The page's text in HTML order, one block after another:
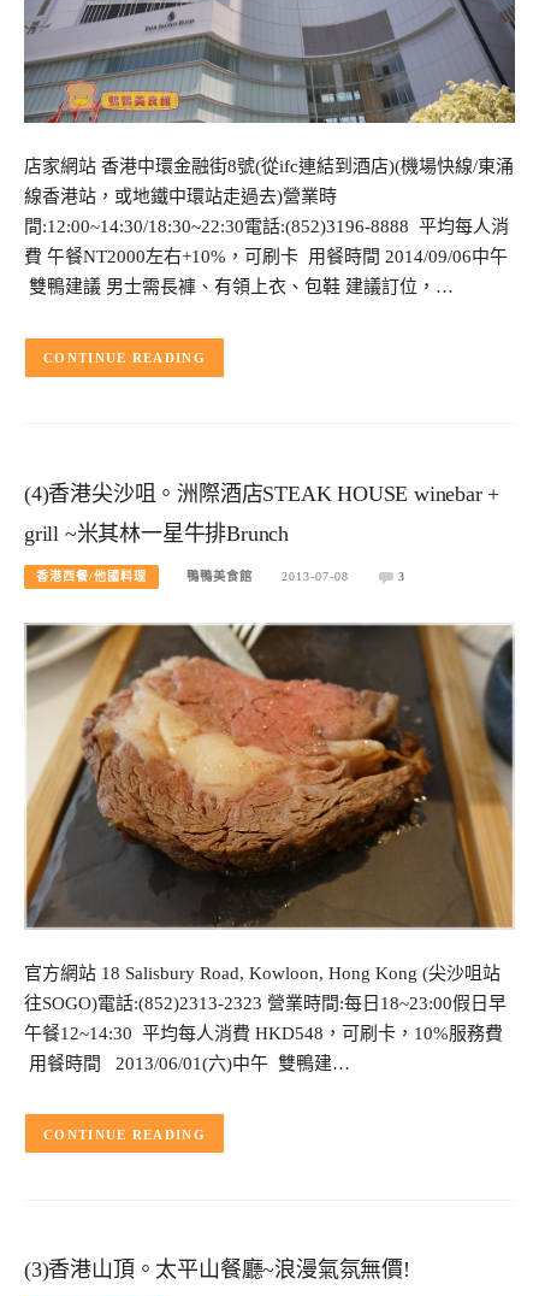
店家網站 香港中環金融街8號(從ifc連結到酒店)(機場快線/東涌
線香港站，或地鐵中環站走過去)營業時
間:12:00~14:30/18:30~22:30電話:(852)3196-8888 平均每人消
費 午餐NT2000左右+10%，可刷卡 用餐時間 2014/09/06中午
雙鴨建議 男士需長褲、有領上衣、包鞋 建議訂位，…
CONTINUE READING
(4)香港尖沙咀。洲際酒店STEAK HOUSE winebar +
grill ~米其林一星牛排Brunch
香港西餐/他國料理 鴨鴨美食館 2013-07-08 3
官方網站 18 Salisbury Road, Kowloon, Hong Kong (尖沙咀站
往SOGO)電話:(852)2313-2323 營業時間:每日18~23:00假日早
午餐12~14:30 平均每人消費 HKD548，可刷卡，10%服務費
用餐時間 2013/06/01(六)中午 雙鴨建…
CONTINUE READING
(3)香港山頂。太平山餐廳~浪漫氣氛無價!